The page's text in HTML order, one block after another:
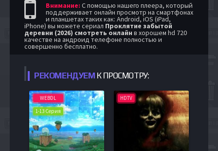
Внимание: С помощью нашего плеера, который
поддерживает онлайн просмотр на смартфонах
и планшетах таких как: Android, iOS (iPad,
iPhone) вы можете сериал Проклятие забытой
деревни (2026) смотреть онлайн в хорошем hd 720
качестве на андроид телефоне полностью и
совершенно бесплатно.
РЕКОМЕНДУЕМ К ПРОСМОТРУ:
WEBDL
1-13 Серия
HDTV